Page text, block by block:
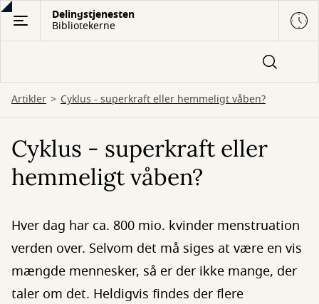
Gå
hovedindhold
Delingstjenesten
Bibliotekerne
Artikler Cyklus - superkraft eller hemmeligt våben?
Cyklus - superkraft eller
hemmeligt våben?
Hver dag har ca. 800 mio. kvinder menstruation
verden over. Selvom det må siges at være en vis
mængde mennesker, så er der ikke mange, der
taler om det. Heldigvis findes der flere